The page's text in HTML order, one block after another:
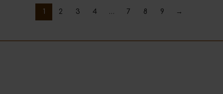
1 2 3 4 … 7 8 9 →